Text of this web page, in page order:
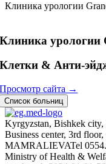
Клиника урологии
Клиника урологии
Клетки & Анти-
Просмотр сайта →
Список больниц
Kyrgyzstan, Bishkek city,
Business center, 3rd
MAMRALIEVATel
Ministry of Health &